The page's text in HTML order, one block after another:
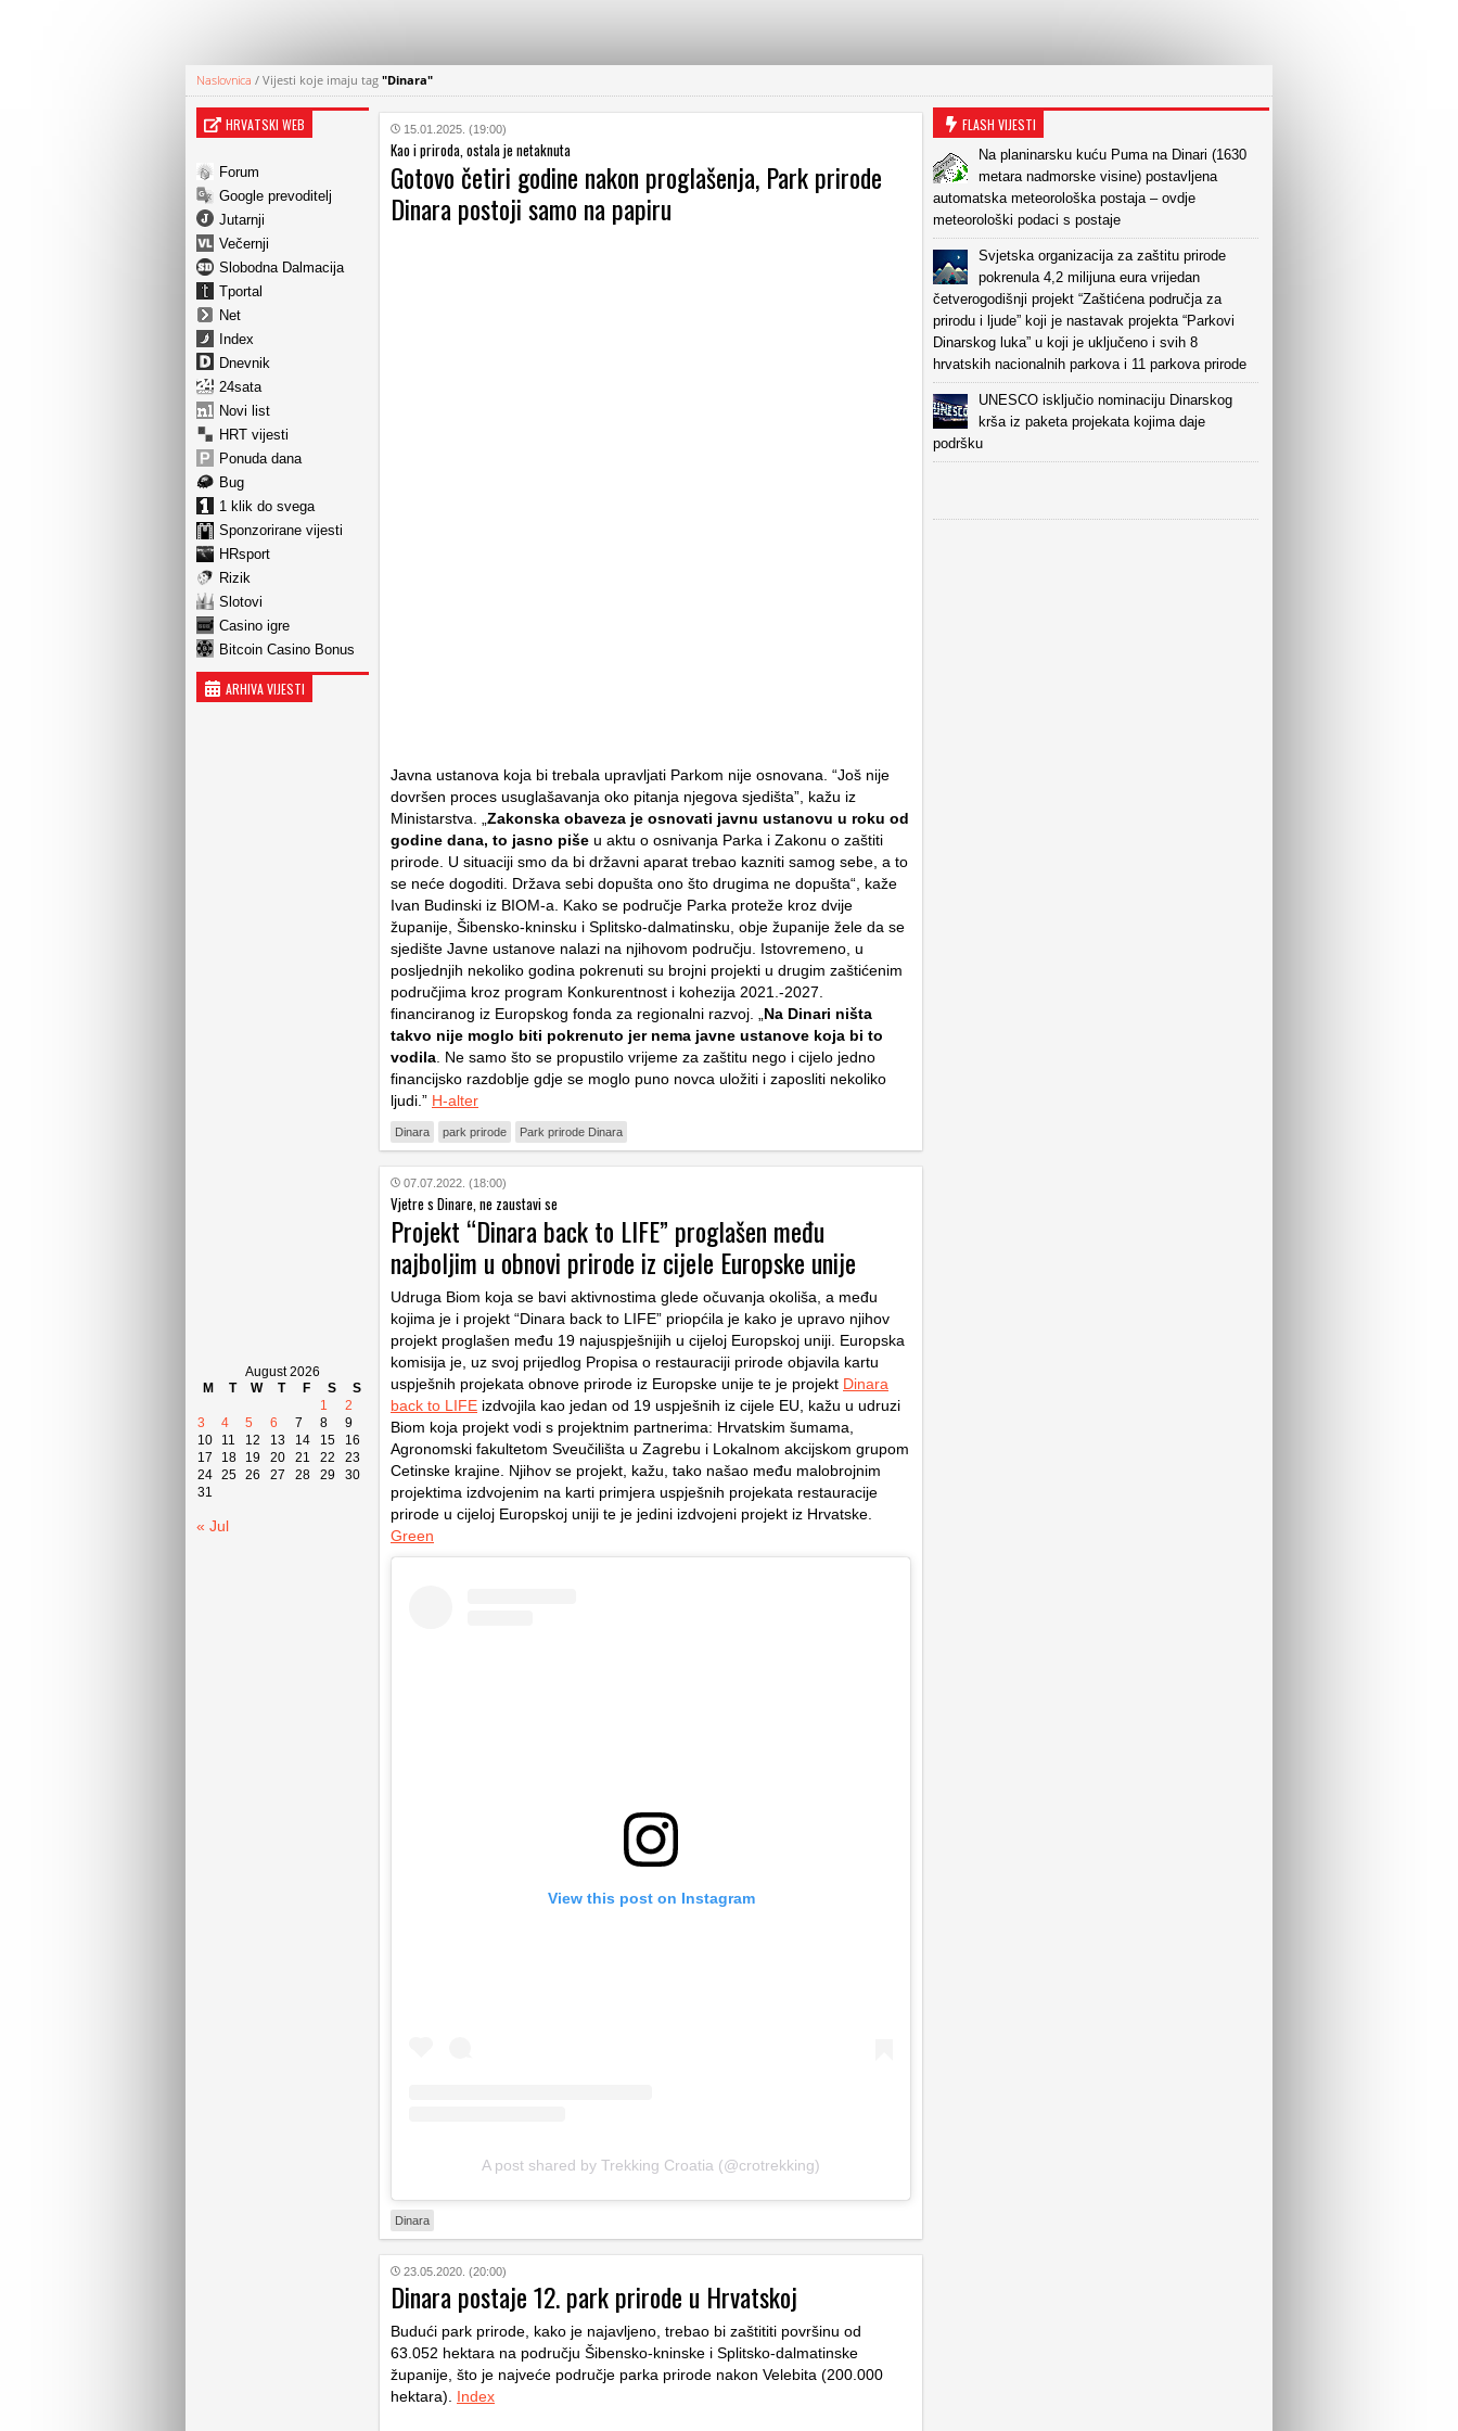
Naslovnica / Vijesti koje imaju tag "Dinara"
HRVATSKI WEB
Forum
Google prevoditelj
Jutarnji
Večernji
Slobodna Dalmacija
Tportal
Net
Index
Dnevnik
24sata
Novi list
HRT vijesti
Ponuda dana
Bug
1 klik do svega
Sponzorirane vijesti
HRsport
Rizik
Slotovi
Casino igre
Bitcoin Casino Bonus
ARHIVA VIJESTI
August 2026
M
T W T F S
S
1
2
3
4 5 6 7 8
9
10
11 12 13 14 15
16
17
18 19 20 21 22
23
24 25 26 27 28 29
30
31
« Jul
15.01.2025. (19:00)
Kao i priroda, ostala je netaknuta
Gotovo četiri godine nakon proglašenja, Park prirode
Dinara postoji samo na papiru
Javna ustanova koja bi trebala upravljati Parkom nije osnovana. “Još nije
dovršen proces usuglašavanja oko pitanja njegova sjedišta”, kažu iz
Ministarstva. „ Zakonska obaveza je osnovati javnu ustanovu u roku od
godine dana, to jasno piše u aktu o osnivanja Parka i Zakonu o zaštiti
prirode. U situaciji smo da bi državni aparat trebao kazniti samog sebe, a to
se neće dogoditi. Država sebi dopušta ono što drugima ne dopušta“, kaže
Ivan Budinski iz BIOM-a. Kako se područje Parka proteže kroz dvije
županije, Šibensko-kninsku i Splitsko-dalmatinsku, obje županije žele da se
sjedište Javne ustanove nalazi na njihovom području. Istovremeno, u
posljednjih nekoliko godina pokrenuti su brojni projekti u drugim zaštićenim
područjima kroz program Konkurentnost i kohezija 2021.-2027.
financiranog iz Europskog fonda za regionalni razvoj. „ Na Dinari ništa
takvo nije moglo biti pokrenuto jer nema javne ustanove koja bi to
vodila . Ne samo što se propustilo vrijeme za zaštitu nego i cijelo jedno
financijsko razdoblje gdje se moglo puno novca uložiti i zaposliti nekoliko
ljudi.” H-alter
Dinara park prirode Park prirode Dinara
07.07.2022. (18:00)
Vjetre s Dinare, ne zaustavi se
Projekt “Dinara back to LIFE” proglašen među
najboljim u obnovi prirode iz cijele Europske unije
Udruga Biom koja se bavi aktivnostima glede očuvanja okoliša, a među
kojima je i projekt “Dinara back to LIFE” priopćila je kako je upravo njihov
projekt proglašen među 19 najuspješnijih u cijeloj Europskoj uniji. Europska
komisija je, uz svoj prijedlog Propisa o restauraciji prirode objavila kartu
uspješnih projekata obnove prirode iz Europske unije te je projekt Dinara
back to LIFE izdvojila kao jedan od 19 uspješnih iz cijele EU, kažu u udruzi
Biom koja projekt vodi s projektnim partnerima: Hrvatskim šumama,
Agronomski fakultetom Sveučilišta u Zagrebu i Lokalnom akcijskom grupom
Cetinske krajine. Njihov se projekt, kažu, tako našao među malobrojnim
projektima izdvojenim na karti primjera uspješnih projekata restauracije
prirode u cijeloj Europskoj uniji te je jedini izdvojeni projekt iz Hrvatske.
Green
View this post on Instagram
A post shared by Trekking Croatia (@crotrekking)
Dinara
23.05.2020. (20:00)
Dinara postaje 12. park prirode u Hrvatskoj
Budući park prirode, kako je najavljeno, trebao bi zaštititi površinu od
63.052 hektara na području Šibensko-kninske i Splitsko-dalmatinske
županije, što je najveće područje parka prirode nakon Velebita (200.000
hektara). Index
FLASH VIJESTI
Na planinarsku kuću Puma na Dinari (1630
metara nadmorske visine) postavljena
automatska meteorološka postaja – ovdje
meteorološki podaci s postaje
Svjetska organizacija za zaštitu prirode
pokrenula 4,2 milijuna eura vrijedan
četverogodišnji projekt “Zaštićena područja za
prirodu i ljude” koji je nastavak projekta “Parkovi
Dinarskog luka” u koji je uključeno i svih 8
hrvatskih nacionalnih parkova i 11 parkova prirode
UNESCO isključio nominaciju Dinarskog
krša iz paketa projekata kojima daje
podršku